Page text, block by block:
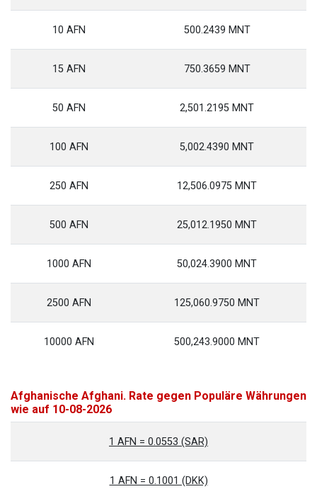
10 AFN 500.2439 MNT
15 AFN 750.3659 MNT
50 AFN 2,501.2195 MNT
100 AFN 5,002.4390 MNT
250 AFN 12,506.0975 MNT
500 AFN 25,012.1950 MNT
1000 AFN 50,024.3900 MNT
2500 AFN 125,060.9750 MNT
10000 AFN 500,243.9000 MNT
Afghanische Afghani. Rate gegen Populäre Währungen
wie auf 10-08-2026
1 AFN = 0.0553 (SAR)
1 AFN = 0.1001 (DKK)